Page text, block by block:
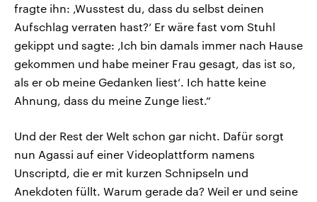
fragte ihn: ‚Wusstest du, dass du selbst deinen
Aufschlag verraten hast?‘ Er wäre fast vom Stuhl
gekippt und sagte: ‚Ich bin damals immer nach Hause
gekommen und habe meiner Frau gesagt, das ist so,
als er ob meine Gedanken liest‘. Ich hatte keine
Ahnung, dass du meine Zunge liest.“
Und der Rest der Welt schon gar nicht. Dafür sorgt
nun Agassi auf einer Videoplattform namens
Unscriptd, die er mit kurzen Schnipseln und
Anekdoten füllt. Warum gerade da? Weil er und seine